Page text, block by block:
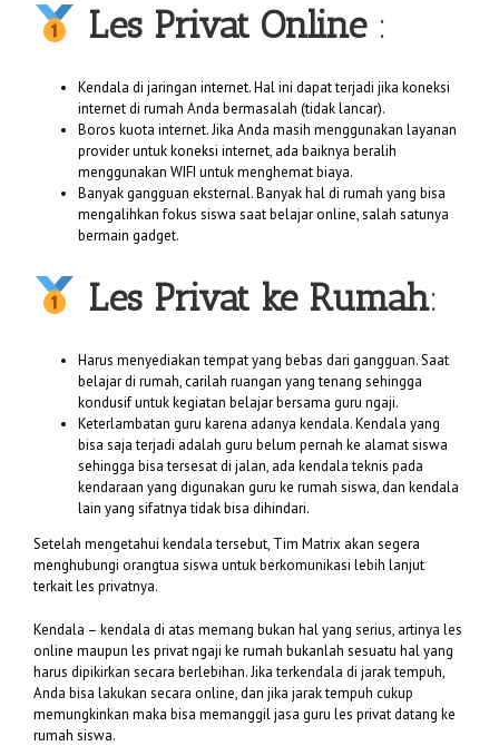
Les Privat Online:
Kendala di jaringan internet. Hal ini dapat terjadi jika koneksi
internet di rumah Anda bermasalah (tidak lancar).
Boros kuota internet. Jika Anda masih menggunakan layanan
provider untuk koneksi internet, ada baiknya beralih
menggunakan WIFI untuk menghemat biaya.
Banyak gangguan eksternal. Banyak hal di rumah yang bisa
mengalihkan fokus siswa saat belajar online, salah satunya
bermain gadget.
Les Privat ke Rumah:
Harus menyediakan tempat yang bebas dari gangguan. Saat
belajar di rumah, carilah ruangan yang tenang sehingga
kondusif untuk kegiatan belajar bersama guru ngaji.
Keterlambatan guru karena adanya kendala. Kendala yang
bisa saja terjadi adalah guru belum pernah ke alamat siswa
sehingga bisa tersesat di jalan, ada kendala teknis pada
kendaraan yang digunakan guru ke rumah siswa, dan kendala
lain yang sifatnya tidak bisa dihindari.
Setelah mengetahui kendala tersebut, Tim Matrix akan segera
menghubungi orangtua siswa untuk berkomunikasi lebih lanjut
terkait les privatnya.
Kendala – kendala di atas memang bukan hal yang serius, artinya les
online maupun les privat ngaji ke rumah bukanlah sesuatu hal yang
harus dipikirkan secara berlebihan. Jika terkendala di jarak tempuh,
Anda bisa lakukan secara online, dan jika jarak tempuh cukup
memungkinkan maka bisa memanggil jasa guru les privat datang ke
rumah siswa.